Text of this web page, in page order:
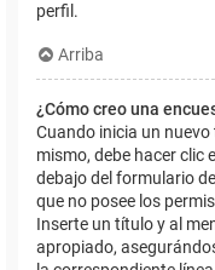
perfil.
Arriba
¿Cómo creo una
Cuando inicia un nuevo
mismo, debe hacer clic
debajo del formulario
que no posee los
Inserte un título y al
apropiado,